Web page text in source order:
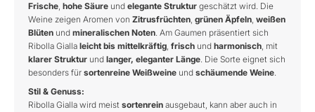
Frische, hohe Säure und elegante Struktur geschätzt wird. Die
Weine zeigen Aromen von Zitrusfrüchten, grünen Äpfeln, weißen
Blüten und mineralischen Noten. Am Gaumen präsentiert sich
Ribolla Gialla leicht bis mittelkräftig, frisch und harmonisch, mit
klarer Struktur und langer, eleganter Länge. Die Sorte eignet sich
besonders für sortenreine Weißweine und schäumende Weine.
Stil & Genuss:
Ribolla Gialla wird meist sortenrein ausgebaut, kann aber auch in